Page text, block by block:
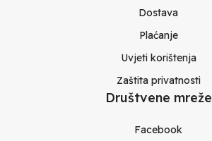
Dostava
Plaćanje
Uvjeti korištenja
Zaštita privatnosti
Društvene mreže
Facebook